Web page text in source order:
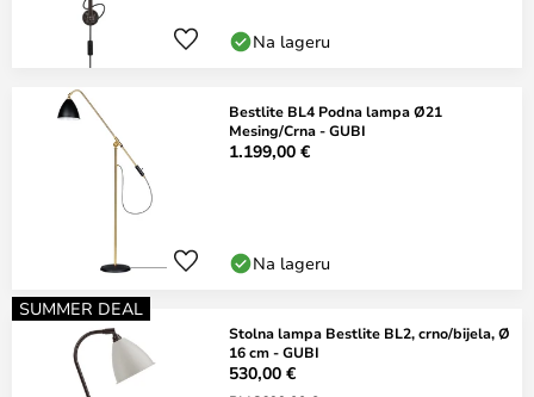
Na lageru
Bestlite BL4 Podna lampa Ø21
Mesing/Crna - GUBI
1.199,00 €
Na lageru
SUMMER DEAL
Stolna lampa Bestlite BL2, crno/bijela, Ø
16 cm - GUBI
530,00 €